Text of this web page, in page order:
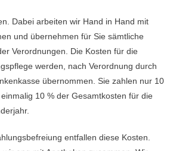
Dabei arbeiten wir Hand in Hand mit
und übernehmen für Sie sämtliche
Verordnungen. Die Kosten für die
werden, nach Verordnung durch
übernommen. Sie zahlen nur 10
10 % der Gesamtkosten für die
entfallen diese Kosten.